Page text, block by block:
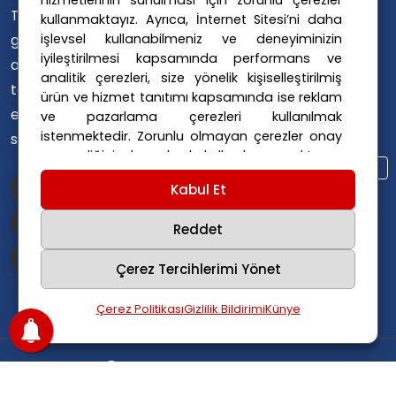
kullanmaktayız. Ayrıca, İnternet Sitesi’ni daha
işlevsel kullanabilmeniz ve deneyiminizin
iyileştirilmesi kapsamında performans ve
analitik çerezleri, size yönelik kişiselleştirilmiş
ürün ve hizmet tanıtımı kapsamında ise reklam
ve pazarlama çerezleri kullanılmak
istenmektedir. Zorunlu olmayan çerezler onay
vermediğiniz durumlarda kullanılmayacaktır.
Ayarlarınız 365 gün saklanır.
veGizlilik Politikasıiçin linklere tıklayınız.
Kabul Et
Reddet
Çerez Tercihlerimi Yönet
Çerez PolitikasıGizlilik BildirimiKünye
Türklerin ülke
gündemini
ana dillerinde
takip
etmelerini
sağlıyoruz.
Avusturya Sağlık Sistemi
Avusturya Siyaseti
Avusturya Suç Haberleri
Avusturya Trafik Haberleri
Donald Trump
FPÖ
Graz Okul Saldırısı
Internet Dolandırıcılığı
Itfaiye Müdahalesi
Viyana Polisi
Viyana Suç Haberleri
Copyright 2025Avusturya Haber.Tüm hakları